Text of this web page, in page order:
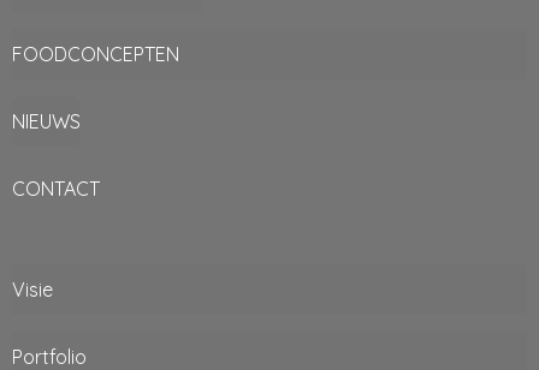
FOODCONCEPTEN
NIEUWS
CONTACT
Visie
Portfolio